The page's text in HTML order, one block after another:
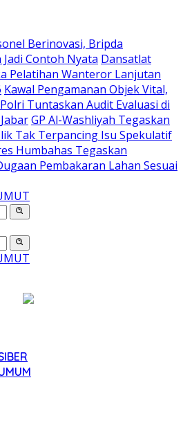
Berinovasi, Bripda
Contoh Nyata Dansatlat
Pelatihan Wanteror Lanjutan
Kawal Pengamanan Objek Vital,
Tuntaskan Audit Evaluasi di
GP Al-Washliyah Tegaskan
Tak Terpancing Isu Spekulatif
Humbahas Tegaskan
Pembakaran Lahan Sesuai